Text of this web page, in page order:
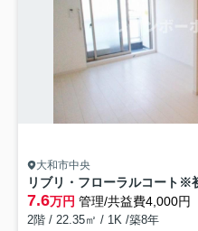
大和市中央
7.6万円 管理/共益費4,000円
2階 / 22.35㎡ / 1K /築8年